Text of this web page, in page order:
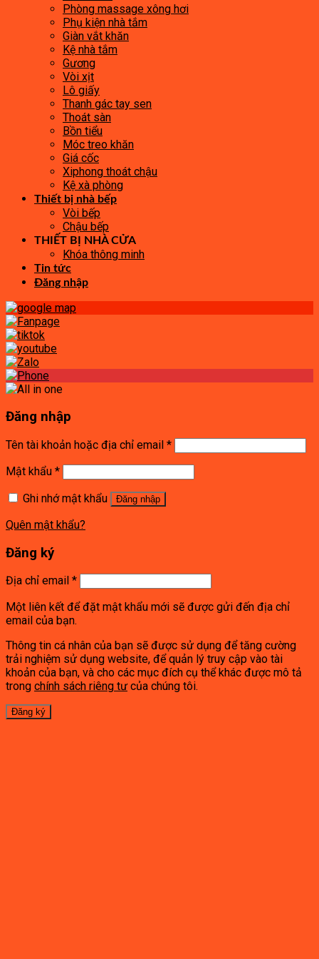
Phòng massage xông hơi
Phụ kiện nhà tắm
Giàn vắt khăn
Kệ nhà tắm
Gương
Vòi xịt
Lô giấy
Thanh gác tay sen
Thoát sàn
Bồn tiểu
Móc treo khăn
Giá cốc
Xiphong thoát chậu
Kệ xà phòng
Thiết bị nhà bếp
Vòi bếp
Chậu bếp
THIẾT BỊ NHÀ CỬA
Khóa thông minh
Tin tức
Đăng nhập
Đăng nhập
Tên tài khoản hoặc địa chỉ email *
Mật khẩu *
Ghi nhớ mật khẩu
Đăng nhập
Quên mật khẩu?
Đăng ký
Địa chỉ email *
Một liên kết để đặt mật khẩu mới sẽ được gửi đến địa chỉ
email của bạn.
Thông tin cá nhân của bạn sẽ được sử dụng để tăng cường
trải nghiệm sử dụng website, để quản lý truy cập vào tài
khoản của bạn, và cho các mục đích cụ thể khác được mô tả
trong chính sách riêng tư của chúng tôi.
Đăng ký